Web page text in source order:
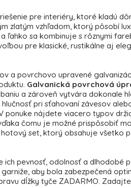
pre interiéry, ktoré kladú
zlatým vzhľadom, ktorý pôsobí
ľahko sa kombinuje s rôznymi
pre klasické, rustikálne aj
a povrchovo upravené
Galvanická povrchová
a zároveň vytvára dokonale
pri sťahovaní závesov
ponuke nájdete viacero typov
čomu je možné prispôsobiť
set, ktorý obsahuje všetko
ich pevnosť, odolnosť a dlhodobé
aby bola zabezpečená
dĺžky tyče ZADARMO.